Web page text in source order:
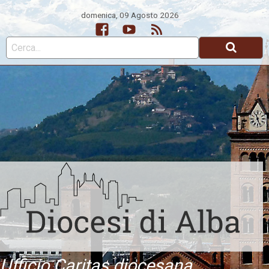
domenica, 09 Agosto 2026
FacebookYoutubeFeed